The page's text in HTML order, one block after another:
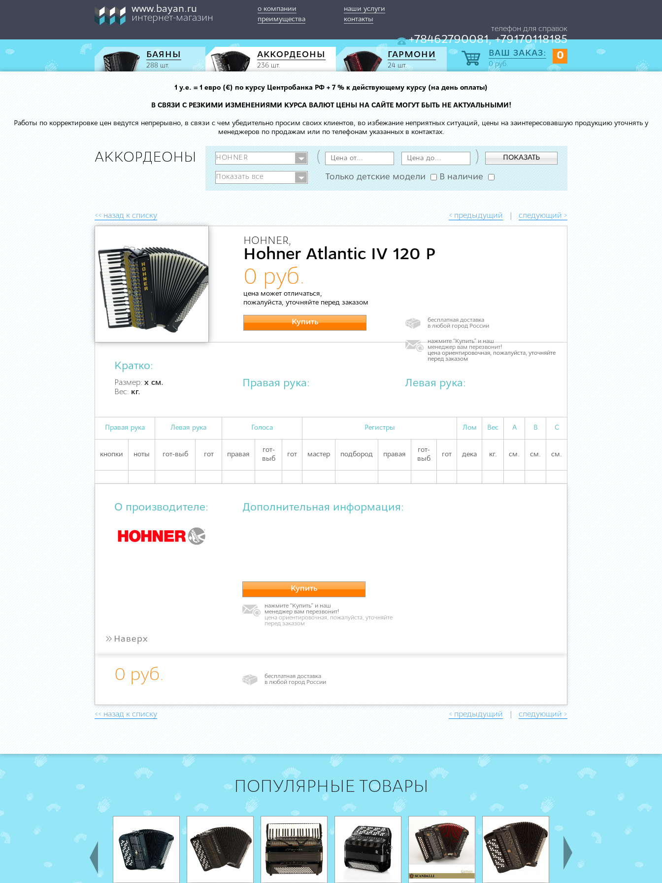
www.bayan.ru
интернет-магазин
о компании
наши услуги
преимущества
контакты
телефон для справок
+78462790081, +79170118185
БАЯНЫ
288 шт.
АККОРДЕОНЫ
236 шт.
ГАРМОНИ
24 шт.
0
ВАШ ЗАКАЗ:
0руб.
1 у.е. = 1 евро (€) по курсу Центробанка РФ + 7 % к действующему курсу (на день оплаты)
В СВЯЗИ С РЕЗКИМИ ИЗМЕНЕНИЯМИ КУРСА ВАЛЮТ ЦЕНЫ НА САЙТЕ МОГУТ БЫТЬ НЕ АКТУАЛЬНЫМИ!
Работы по корректировке цен ведутся непрерывно, в связи с чем убедительно просим своих клиентов, во избежание неприятных ситуаций, цены на заинтересовавшую продукцию уточнять у
менеджеров по продажам или по телефонам указанных в контактах.
АККОРДЕОНЫ ( ) ПОКАЗАТЬ
Только детские модели В наличие
<< назад к списку < предыдущий | следующий >
HOHNER,
Hohner Atlantic IV 120 P
0 руб.
цена может отличаться,
пожалуйста, уточняйте перед заказом
Купить
бесплатная доставка
в любой город России
нажмите “Купить” и наш
менеджер вам перезвонит!
цена ориентировочная, пожалуйста, уточняйте
перед заказом
Кратко:
Размер: х см.
Вес: кг.
Правая рука: Левая рука:
Правая рука Левая рука Голоса Регистры Лом Вес А В С
кнопки ноты гот-выб гот правая
гот-
выб
гот мастер подбород правая
гот-
выб
гот дека кг. см. см. см.
О производителе: Дополнительная информация:
Купить
нажмите “Купить” и наш
менеджер вам перезвонит!
цена ориентировочная, пожалуйста, уточняйте
перед заказом
» Наверх
0 руб.
бесплатная доставка
в любой город России
<< назад к списку < предыдущий | следующий >
ПОПУЛЯРНЫЕ ТОВАРЫ